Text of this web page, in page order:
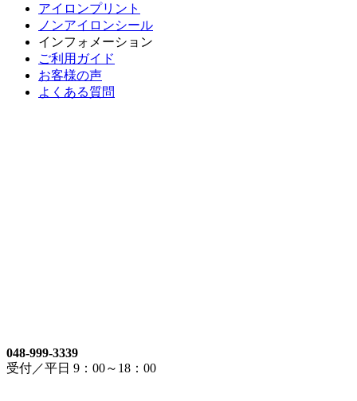
アイロンプリント
ノンアイロンシール
インフォメーション
ご利用ガイド
お客様の声
よくある質問
048-999-3339
受付／平日 9：00～18：00